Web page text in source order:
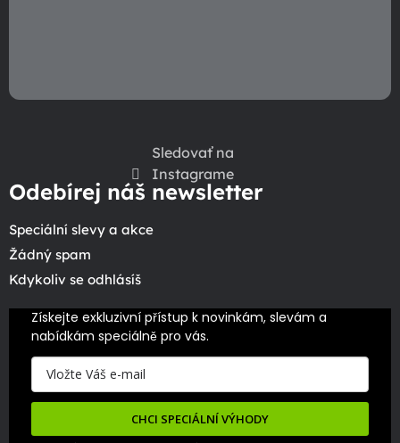
Sledovať na
Instagrame
Odebírej náš newsletter
Speciální slevy a akce
Žádný spam
Kdykoliv se odhlásíš
Získejte exkluzivní přístup k novinkám, slevám a
nabídkám speciálně pro vás.
CHCI SPECIÁLNÍ VÝHODY